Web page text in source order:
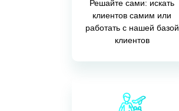
Решайте сами: искать
клиентов самим или
работать с нашей базой
клиентов